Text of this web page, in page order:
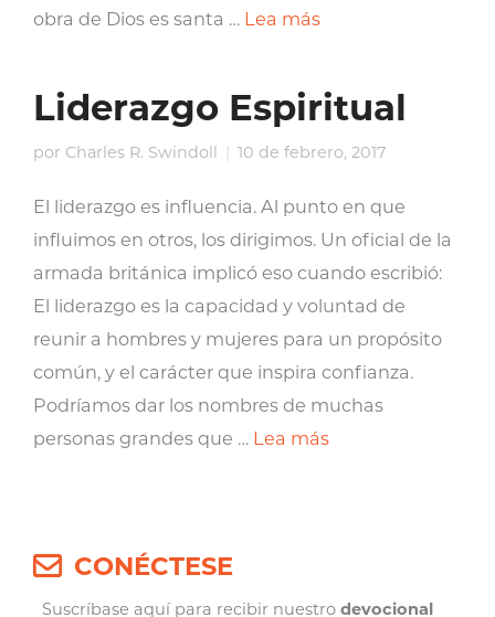
obra de Dios es santa … Lea más
Liderazgo Espiritual
por Charles R. Swindoll 10 de febrero, 2017
El liderazgo es influencia. Al punto en que
influimos en otros, los dirigimos. Un oficial de la
armada británica implicó eso cuando escribió:
El liderazgo es la capacidad y voluntad de
reunir a hombres y mujeres para un propósito
común, y el carácter que inspira confianza.
Podríamos dar los nombres de muchas
personas grandes que … Lea más
CONÉCTESE
Suscríbase aquí para recibir nuestrodevocional